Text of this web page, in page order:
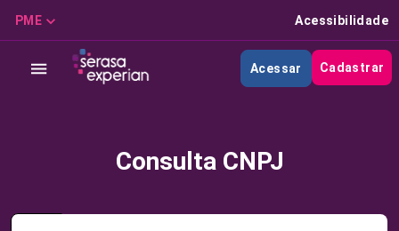
PME Acessibilidade
Acessar Cadastrar
Consulta CNPJ